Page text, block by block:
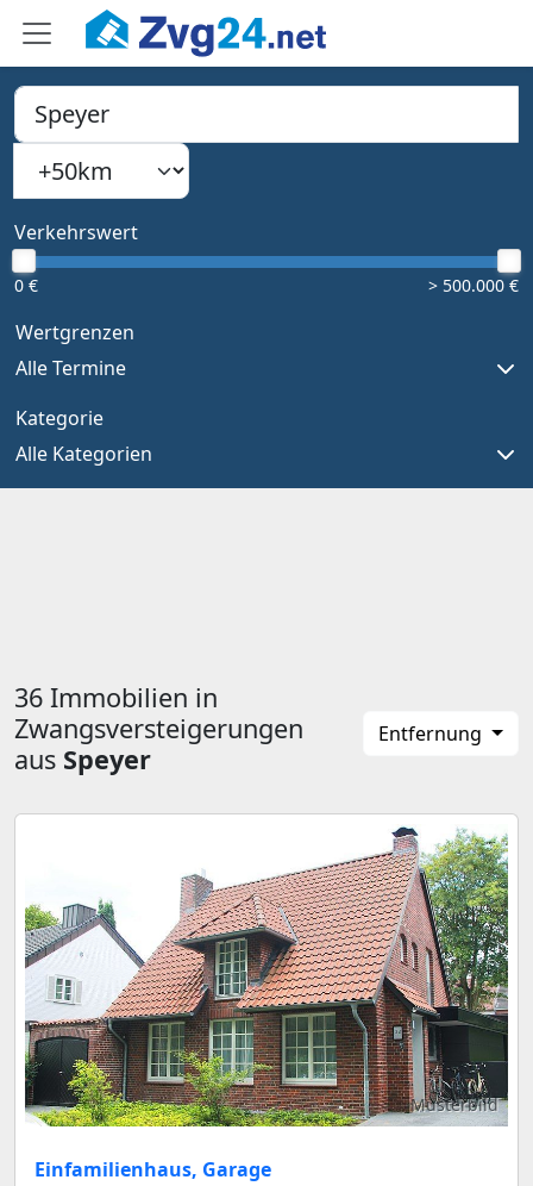
PLZ, Ort oder Bundesland
Type 1 or more characters for results.
Suchradius
Verkehrswert
0 € > 500.000 €
Wertgrenzen
Alle Termine
Kategorie
Alle Kategorien
36 Immobilien in
Zwangsversteigerungen
aus Speyer
Entfernung
Musterbild
Einfamilienhaus, Garage